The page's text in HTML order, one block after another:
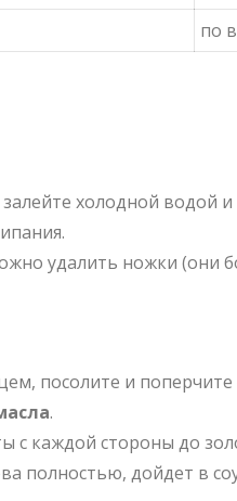
по
холодной водой и
.
удалить ножки (они
посолите и поперчите
.
с каждой стороны до
полностью, дойдет в